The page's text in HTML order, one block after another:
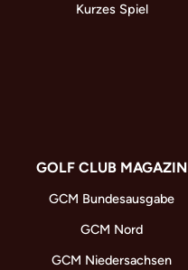
Kurzes Spiel
GOLF CLUB MAGAZIN
GCM Bundesausgabe
GCM Nord
GCM Niedersachsen